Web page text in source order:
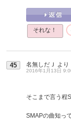
それな！
45 名無しだＪ より
2016年1月13日
そこまで言う程
SMAPの曲知っ